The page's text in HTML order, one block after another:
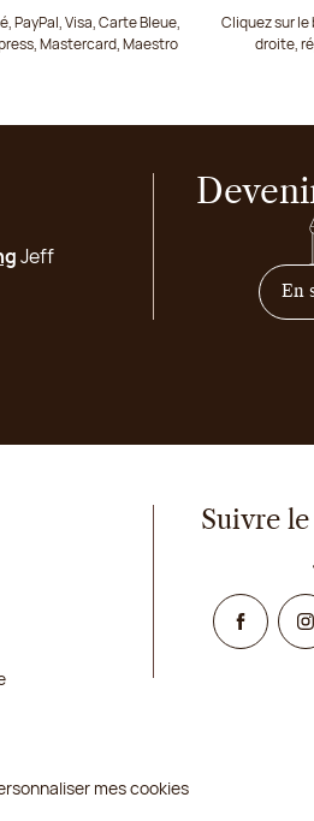
PayPal, Visa, Carte Bleue,
Mastercard, Maestro
Cliquez sur
droite,
Jeff
En
Suivre
Facebook
mes cookies